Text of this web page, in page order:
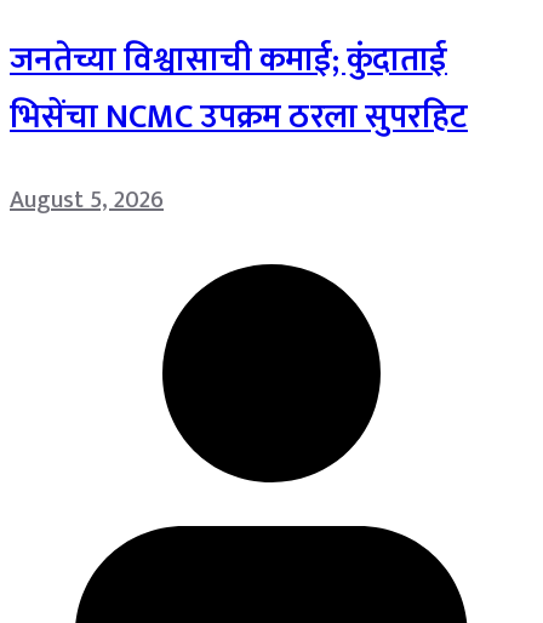
जनतेच्या विश्वासाची कमाई; कुंदाताई
भिसेंचा NCMC उपक्रम ठरला सुपरहिट
August 5, 2026